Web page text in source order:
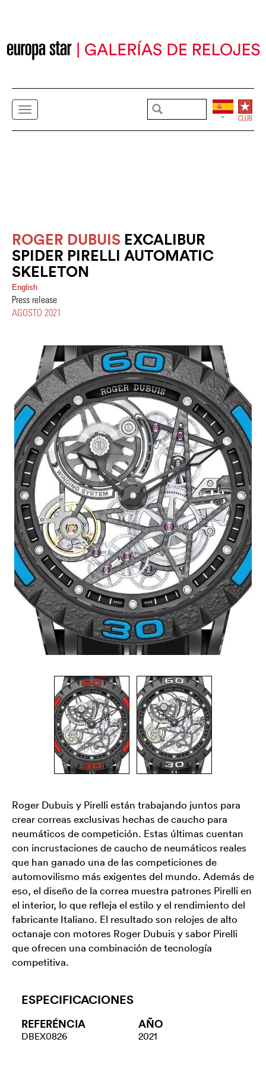
ROGER DUBUIS EXCALIBUR
SPIDER PIRELLI AUTOMATIC
SKELETON
English
Press release
AGOSTO 2021
Roger Dubuis y Pirelli están trabajando juntos para
crear correas exclusivas hechas de caucho para
neumáticos de competición. Estas últimas cuentan
con incrustaciones de caucho de neumáticos reales
que han ganado una de las competiciones de
automovilismo más exigentes del mundo. Además de
eso, el diseño de la correa muestra patrones Pirelli en
el interior, lo que refleja el estilo y el rendimiento del
fabricante Italiano. El resultado son relojes de alto
octanaje con motores Roger Dubuis y sabor Pirelli
que ofrecen una combinación de tecnología
competitiva.
ESPECIFICACIONES
REFERÉNCIA
DBEX0826
AÑO
2021